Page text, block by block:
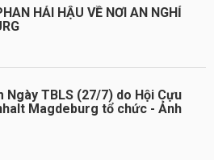
HẢI HẬU VỀ NƠI AN NGHỈ
Ngày TBLS (27/7) do Hội Cựu
Magdeburg tổ chức - Ảnh